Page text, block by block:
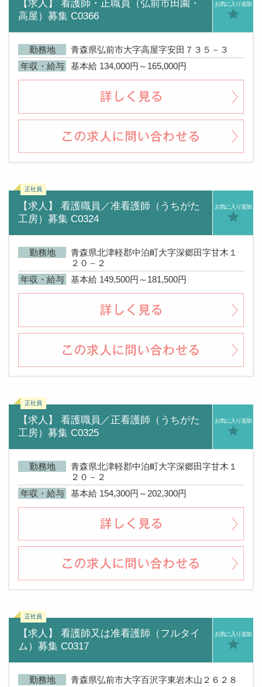
【求人】 看護師・正職員（弘前市田園・
高屋）募集 C0366
お気に入り追加
勤務地
青森県弘前市大字高屋字安田７３５－３
年収・給与
基本給 134,000円～165,000円
【求人】 看護職員／准看護師（うちがた
工房）募集 C0324
お気に入り追加
勤務地
青森県北津軽郡中泊町大字深郷田字甘木１
２０－２
年収・給与
基本給 149,500円～181,500円
【求人】 看護職員／正看護師（うちがた
工房）募集 C0325
お気に入り追加
勤務地
青森県北津軽郡中泊町大字深郷田字甘木１
２０－２
年収・給与
基本給 154,300円～202,300円
【求人】 看護師又は准看護師（フルタイ
ム）募集 C0317
お気に入り追加
勤務地
青森県弘前市大字百沢字東岩木山２６２８